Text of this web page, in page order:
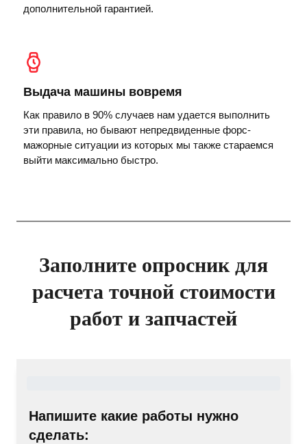
дополнительной гарантией.
Выдача машины вовремя
Как правило в 90% случаев нам удается выполнить
эти правила, но бывают непредвиденные форс-
мажорные ситуации из которых мы также стараемся
выйти максимально быстро.
Заполните опросник для
расчета точной стоимости
работ и запчастей
Напишите какие работы нужно
сделать: